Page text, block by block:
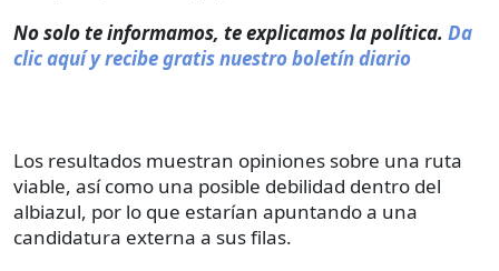
No solo te informamos, te explicamos la política. Da
clic aquí y recibe gratis nuestro boletín diario
Los resultados muestran opiniones sobre una ruta
viable, así como una posible debilidad dentro del
albiazul, por lo que estarían apuntando a una
candidatura externa a sus filas.